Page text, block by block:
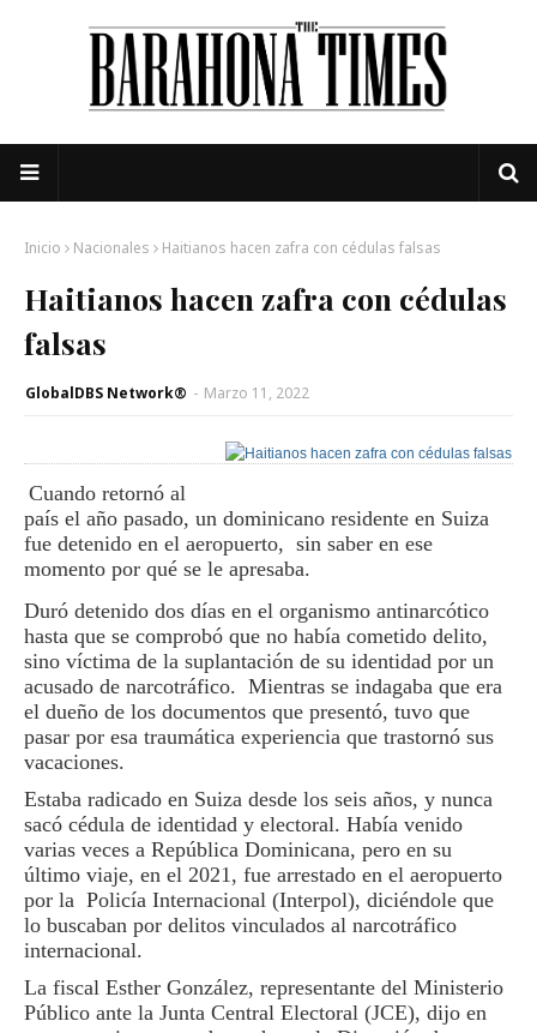
Inicio Nacionales Haitianos hacen zafra con cédulas falsas
Haitianos hacen zafra con cédulas
falsas
GlobalDBS Network® - Marzo 11, 2022
Cuando retornó al
país el año pasado, un dominicano residente en Suiza
fue detenido en el aeropuerto, sin saber en ese
momento por qué se le apresaba.
Duró detenido dos días en el organismo antinarcótico
hasta que se comprobó que no había cometido delito,
sino víctima de la suplantación de su identidad por un
acusado de narcotráfico. Mientras se indagaba que era
el dueño de los documentos que presentó, tuvo que
pasar por esa traumática experiencia que trastornó sus
vacaciones.
Estaba radicado en Suiza desde los seis años, y nunca
sacó cédula de identidad y electoral. Había venido
varias veces a República Dominicana, pero en su
último viaje, en el 2021, fue arrestado en el aeropuerto
por la Policía Internacional (Interpol), diciéndole que
lo buscaban por delitos vinculados al narcotráfico
internacional.
La fiscal Esther González, representante del Ministerio
Público ante la Junta Central Electoral (JCE), dijo en